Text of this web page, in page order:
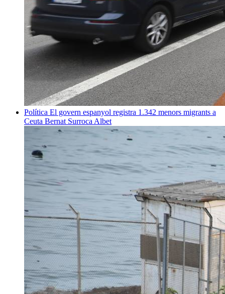
Política El govern espanyol registra 1.342 menors migrants a
Ceuta Bernat Surroca Albet